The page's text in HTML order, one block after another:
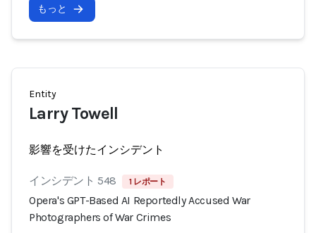
もっと
Entity
Larry Towell
影響を受けたインシデント
インシデント 548 1 レポート
Opera's GPT-Based AI Reportedly Accused War
Photographers of War Crimes